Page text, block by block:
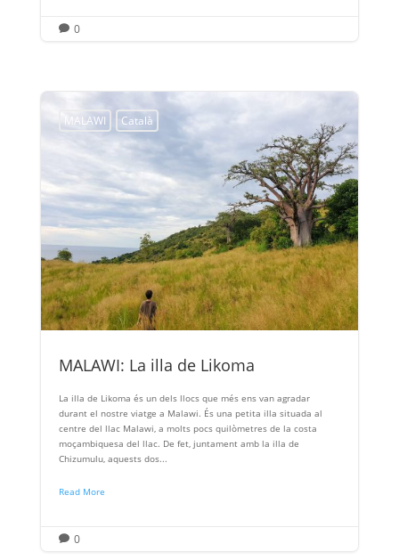
 0
MALAWI Català
MALAWI: La illa de Likoma
La illa de Likoma és un dels llocs que més ens van agradar
durant el nostre viatge a Malawi. És una petita illa situada al
centre del llac Malawi, a molts pocs quilòmetres de la costa
moçambiquesa del llac. De fet, juntament amb la illa de
Chizumulu, aquests dos...
Read More
 0